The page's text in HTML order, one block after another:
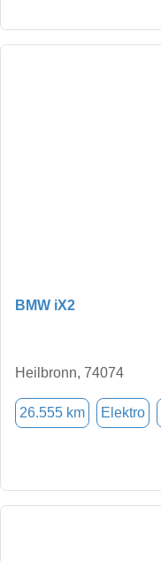
BMW iX2
Heilbronn, 74074
26.555 km Elektro